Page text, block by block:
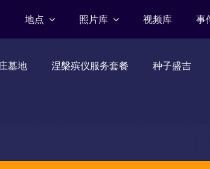
地点 照片库 视频库 事
墓地 涅槃殡仪服务套餐 种子盛吉